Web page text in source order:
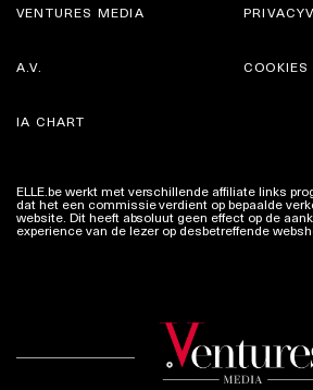
VENTURES MEDIA
A.V.
IA CHART
COOKIES
ELLE.be werkt met verschillende affiliate links
dat het een commissie verdient op bepaalde
website. Dit heeft absoluut geen effect op de
experience van de lezer op desbetreffende